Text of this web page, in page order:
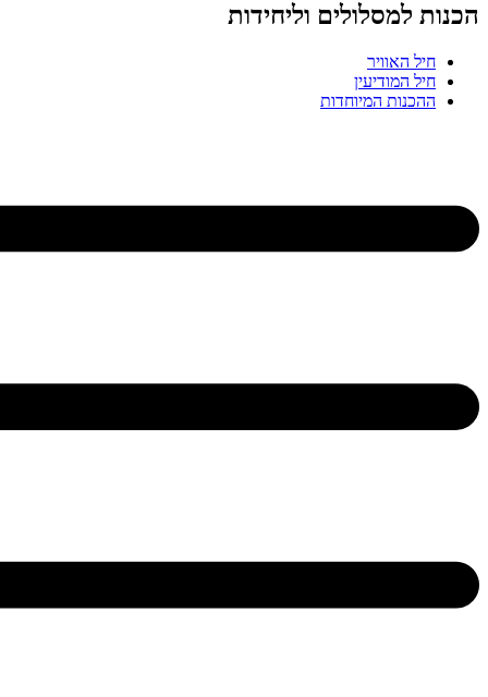
וליחידות
המיוחדות